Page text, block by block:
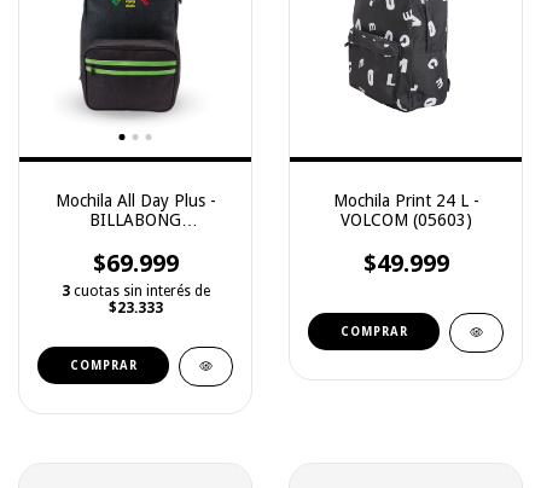
Mochila All Day Plus -
BILLABONG
$69.999
3 cuotas sin interés de
$23.333
COMPRAR
Mochila Print 24 L -
VOLCOM (05603)
$49.999
COMPRAR